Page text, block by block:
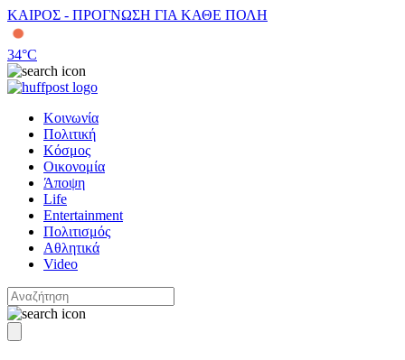
ΚΑΙΡΟΣ - ΠΡΟΓΝΩΣΗ ΓΙΑ ΚΑΘΕ ΠΟΛΗ
34°C
Κοινωνία
Πολιτική
Κόσμος
Οικονομία
Άποψη
Life
Entertainment
Πολιτισμός
Αθλητικά
Video